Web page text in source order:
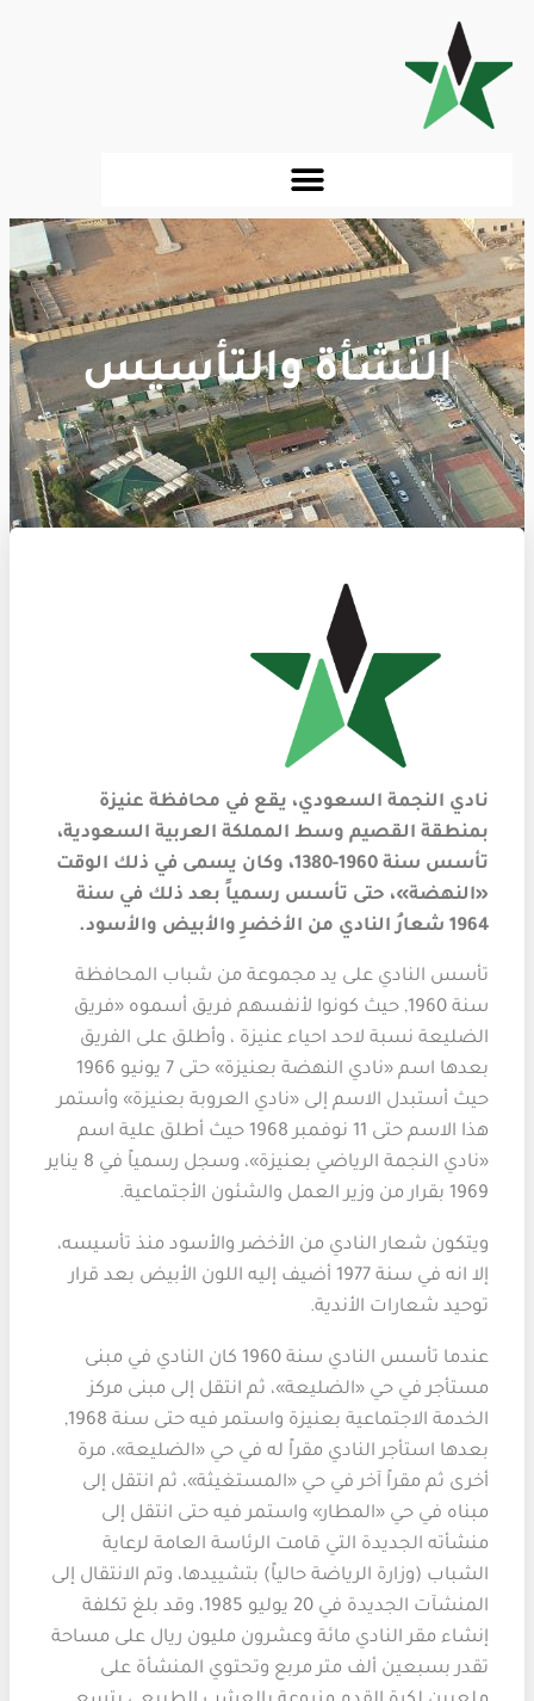
النشأة والتأسيس
نادي النجمة السعودي، يقع في محافظة عنيزة
بمنطقة القصيم وسط المملكة العربية السعودية،
تأسس سنة 1960-1380، وكان يسمى في ذلك الوقت
«النهضة»، حتى تأسس رسمياً بعد ذلك في سنة
1964 شعارُ النادي من الأخضرِ والأبيض والأسود.
تأسس النادي على يد مجموعة من شباب المحافظة
سنة 1960, حيث كونوا لأنفسهم فريق أسموه «فريق
الضليعة نسبة لاحد احياء عنيزة ، وأطلق على الفريق
بعدها اسم «نادي النهضة بعنيزة» حتى 7 يونيو 1966
حيث أستبدل الاسم إلى «نادي العروبة بعنيزة» وأستمر
هذا الاسم حتى 11 نوفمبر 1968 حيث أطلق علية اسم
«نادي النجمة الرياضي بعنيزة»، وسجل رسمياً في 8 يناير
1969 بقرار من وزير العمل والشئون الأجتماعية.
ويتكون شعار النادي من الأخضر والأسود منذ تأسيسه،
إلا انه في سنة 1977 أضيف إليه اللون الأبيض بعد قرار
توحيد شعارات الأندية.
عندما تأسس النادي سنة 1960 كان النادي في مبنى
مستأجر في حي «الضليعة»، ثم انتقل إلى مبنى مركز
الخدمة الاجتماعية بعنيزة واستمر فيه حتى سنة 1968,
بعدها استأجر النادي مقراً له في حي «الضليعة»، مرة
أخرى ثم مقراً آخر في حي «المستغيثة»، ثم انتقل إلى
مبناه في حي «المطار» واستمر فيه حتى انتقل إلى
منشأته الجديدة التي قامت الرئاسة العامة لرعاية
الشباب (وزارة الرياضة حالياً) بتشييدها، وتم الانتقال إلى
المنشآت الجديدة في 20 يوليو 1985، وقد بلغ تكلفة
إنشاء مقر النادي مائة وعشرون مليون ريال على مساحة
تقدر بسبعين ألف متر مربع وتحتوي المنشأة على